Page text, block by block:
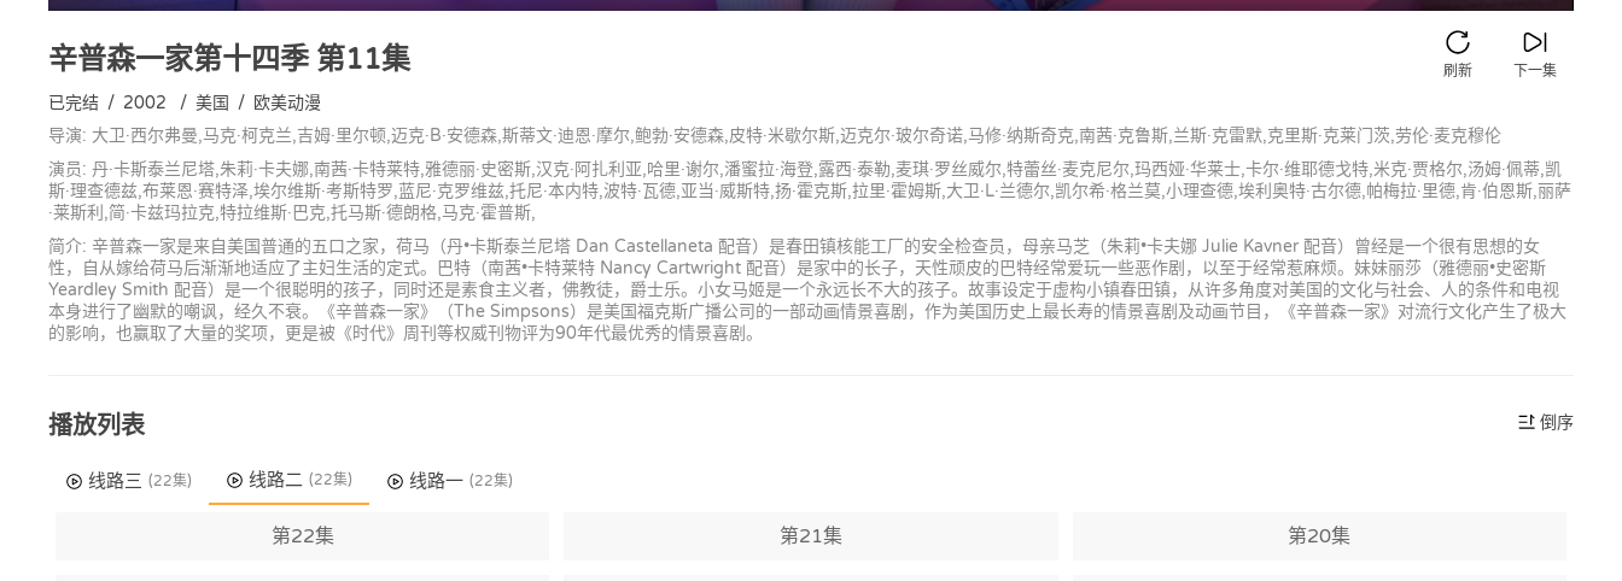
辛普森一家第十四季第11集 下一集
刷新
已完结 / 2002 / 美国 / 欧美动漫
导演: 大卫·西尔弗曼,马克·柯克兰,吉姆·里尔顿,迈克·B·安德森,斯蒂文·迪恩·摩尔,鲍勃·安德森,皮特·米歇尔斯,迈克尔·玻尔奇诺,马修·纳斯奇克,南茜·克鲁斯,兰斯·克雷默,克里斯·克莱门茨,劳伦·麦克穆伦
演员: 丹·卡斯泰兰尼塔,朱莉·卡夫娜,南茜·卡特莱特,雅德丽·史密斯,汉克·阿扎利亚,哈里·谢尔,潘蜜拉·海登,露西·泰勒,麦琪·罗丝威尔,特蕾丝·麦克尼尔,玛西娅·华莱士,卡尔·维耶德戈特,米克·贾格尔,汤姆·佩蒂,凯
斯·理查德兹,布莱恩·赛特泽,埃尔维斯·考斯特罗,蓝尼·克罗维兹,托尼·本内特,波特·瓦德,亚当·威斯特,扬·霍克斯,拉里·霍姆斯,大卫·L·兰德尔,凯尔希·格兰莫,小理查德,埃利奥特·古尔德,帕梅拉·里德,肯·伯恩斯,丽萨
·莱斯利,简·卡兹玛拉克,特拉维斯·巴克,托马斯·德朗格,马克·霍普斯,
简介: 辛普森一家是来自美国普通的五口之家，荷马（丹•卡斯泰兰尼塔 Dan Castellaneta 配音）是春田镇核能工厂的安全检查员，母亲马芝（朱莉•卡夫娜 Julie Kavner 配音）曾经是一个很有思想的女
性，自从嫁给荷马后渐渐地适应了主妇生活的定式。巴特（南茜•卡特莱特 Nancy Cartwright 配音）是家中的长子，天性顽皮的巴特经常爱玩一些恶作剧，以至于经常惹麻烦。妹妹丽莎（雅德丽•史密斯
Yeardley Smith 配音）是一个很聪明的孩子，同时还是素食主义者，佛教徒，爵士乐。小女马姬是一个永远长不大的孩子。故事设定于虚构小镇春田镇，从许多角度对美国的文化与社会、人的条件和电视
本身进行了幽默的嘲讽，经久不衰。《辛普森一家》（The Simpsons）是美国福克斯广播公司的一部动画情景喜剧，作为美国历史上最长寿的情景喜剧及动画节目，《辛普森一家》对流行文化产生了极大
的影响，也赢取了大量的奖项，更是被《时代》周刊等权威刊物评为90年代最优秀的情景喜剧。
播放列表 倒序
线路三 (22集) 线路二 (22集) 线路一 (22集)
第22集 第21集 第20集